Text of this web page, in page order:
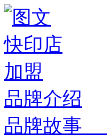
品牌介绍
品牌故事